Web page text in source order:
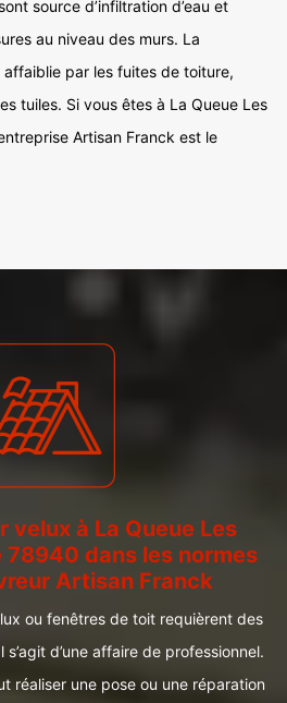
source d’infiltration d’eau et
au niveau des murs. La
par les fuites de toiture,
tuiles. Si vous êtes à La Queue Les
Artisan Franck est le
velux à La Queue Les
78940 dans les normes
Artisan Franck
ou fenêtres de toit requièrent des
d’une affaire de professionnel.
réaliser une pose ou une réparation